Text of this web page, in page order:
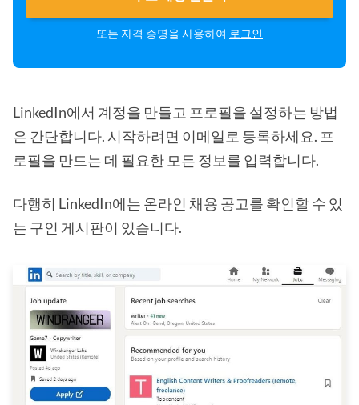
또는 자격 증명을 사용하여 로그인
LinkedIn에서 계정을 만들고 프로필을 설정하는 방법
은 간단합니다. 시작하려면 이메일로 등록하세요. 프
로필을 만드는 데 필요한 모든 정보를 입력합니다.
다행히 LinkedIn에는 온라인 채용 공고를 확인할 수 있
는 구인 게시판이 있습니다.